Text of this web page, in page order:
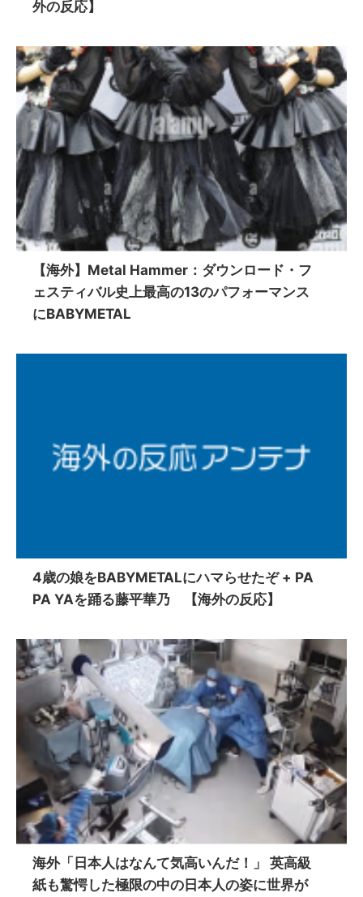
外の反応】
【海外】Metal Hammer：ダウンロード・フ
ェスティバル史上最高の13のパフォーマンス
にBABYMETAL
4歳の娘をBABYMETALにハマらせたぞ + PA
PA YAを踊る藤平華乃 【海外の反応】
海外「日本人はなんて気高いんだ！」 英高級
紙も驚愕した極限の中の日本人の姿に世界が